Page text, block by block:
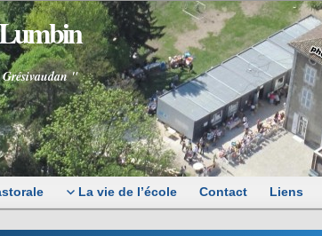
"
La vie de l’école Contact Liens